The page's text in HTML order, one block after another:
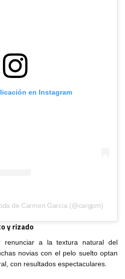
en Instagram
de Carmen García (@cargpm)
y rizado
renunciar a la textura natural del
novias con el pelo suelto optan
con resultados espectaculares.